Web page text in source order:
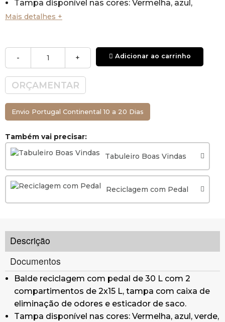
Tampa disponível nas cores: Vermelha, azul,
verde, amarelo e marrom.
Mais detalhes +
- + Adicionar ao carrinho
ORÇAMENTAR
Envio Portugal Continental 10 a 20 Dias
Também vai precisar:
Tabuleiro Boas Vindas
Reciclagem com Pedal
Descrição
Documentos
Balde reciclagem com pedal de 30 L com 2
compartimentos de 2x15 L, tampa com caixa de
eliminação de odores e esticador de saco.
Tampa disponível nas cores: Vermelha, azul, verde,